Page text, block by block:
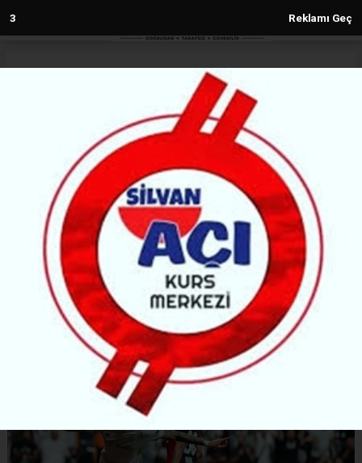
2 Reklamı Geç
Beşiktaş farklı galibiyetle 3 puan
aldı
SPOR
22.08.2022 - 14:29, Güncelleme: 13.04.2023 - 10:46
5363+ kez okundu.
Spor Toto Süper Lig'in 3. haftasında Beşiktaş,
VavaCars Fatih Karagümrük'ü 4-1 yendi.
ABONE OL